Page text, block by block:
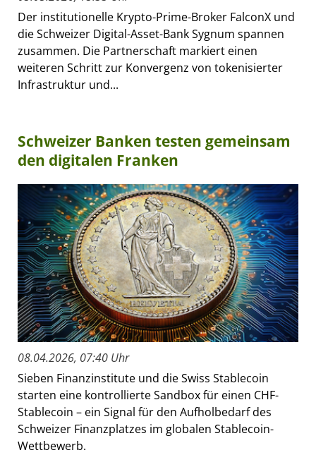
Der institutionelle Krypto-Prime-Broker FalconX und
die Schweizer Digital-Asset-Bank Sygnum spannen
zusammen. Die Partnerschaft markiert einen
weiteren Schritt zur Konvergenz von tokenisierter
Infrastruktur und...
Schweizer Banken testen gemeinsam
den digitalen Franken
08.04.2026, 07:40 Uhr
Sieben Finanzinstitute und die Swiss Stablecoin
starten eine kontrollierte Sandbox für einen CHF-
Stablecoin – ein Signal für den Aufholbedarf des
Schweizer Finanzplatzes im globalen Stablecoin-
Wettbewerb.